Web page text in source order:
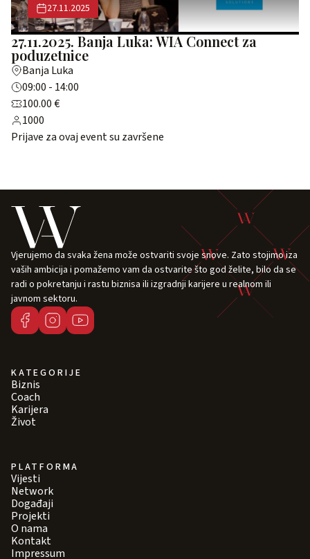
27.11.2025
27.11.2025. Banja Luka: WIA Connect za
poduzetnice
Banja Luka
09:00 - 14:00
100.00 €
1000
Prijave za ovaj event su završene
Vjerujemo da svaka žena može ostvariti svoje snove. Zato stojimo iza
vaših ambicija i pomažemo vam da ostvarite što god želite, bilo da se
radi o pokretanju i rastu biznisa ili izgradnji karijere u realnom ili
javnom sektoru.
KATEGORIJE
Biznis
Coach
Karijera
Život
PLATFORMA
Vijesti
Network
Događaji
Projekti
O nama
Kontakt
Impressum